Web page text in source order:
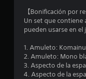
【Bonificación por
Un set que contiene
pueden usarse en el
1. Amuleto: Komainu
2. Amuleto: Mono
3. Aspecto de la
4. Aspecto de la